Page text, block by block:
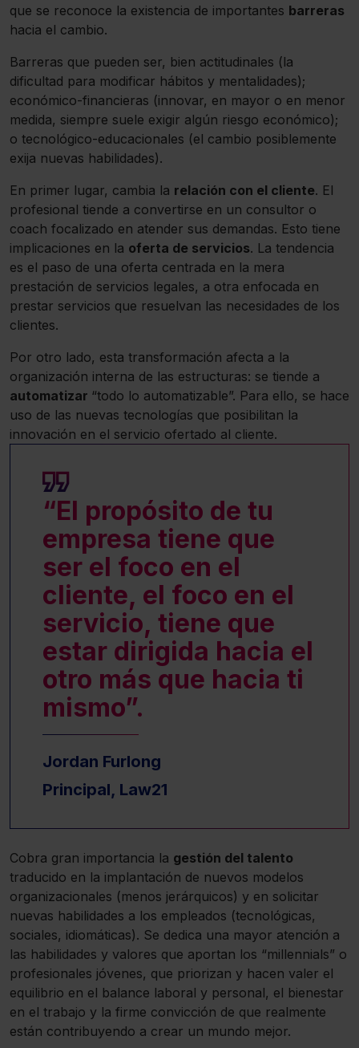
que se reconoce la existencia de importantes barreras
hacia el cambio.
Barreras que pueden ser, bien actitudinales (la
dificultad para modificar hábitos y mentalidades);
económico-financieras (innovar, en mayor o en menor
medida, siempre suele exigir algún riesgo económico);
o tecnológico-educacionales (el cambio posiblemente
exija nuevas habilidades).
En primer lugar, cambia la relación con el cliente. El
profesional tiende a convertirse en un consultor o
coach focalizado en atender sus demandas. Esto tiene
implicaciones en la oferta de servicios. La tendencia
es el paso de una oferta centrada en la mera
prestación de servicios legales, a otra enfocada en
prestar servicios que resuelvan las necesidades de los
clientes.
Por otro lado, esta transformación afecta a la
organización interna de las estructuras: se tiende a
automatizar “todo lo automatizable”. Para ello, se hace
uso de las nuevas tecnologías que posibilitan la
innovación en el servicio ofertado al cliente.
“El propósito de tu
empresa tiene que
ser el foco en el
cliente, el foco en el
servicio, tiene que
estar dirigida hacia el
otro más que hacia ti
mismo”.
Jordan Furlong
Principal, Law21
Cobra gran importancia la gestión del talento
traducido en la implantación de nuevos modelos
organizacionales (menos jerárquicos) y en solicitar
nuevas habilidades a los empleados (tecnológicas,
sociales, idiomáticas). Se dedica una mayor atención a
las habilidades y valores que aportan los “millennials” o
profesionales jóvenes, que priorizan y hacen valer el
equilibrio en el balance laboral y personal, el bienestar
en el trabajo y la firme convicción de que realmente
están contribuyendo a crear un mundo mejor.